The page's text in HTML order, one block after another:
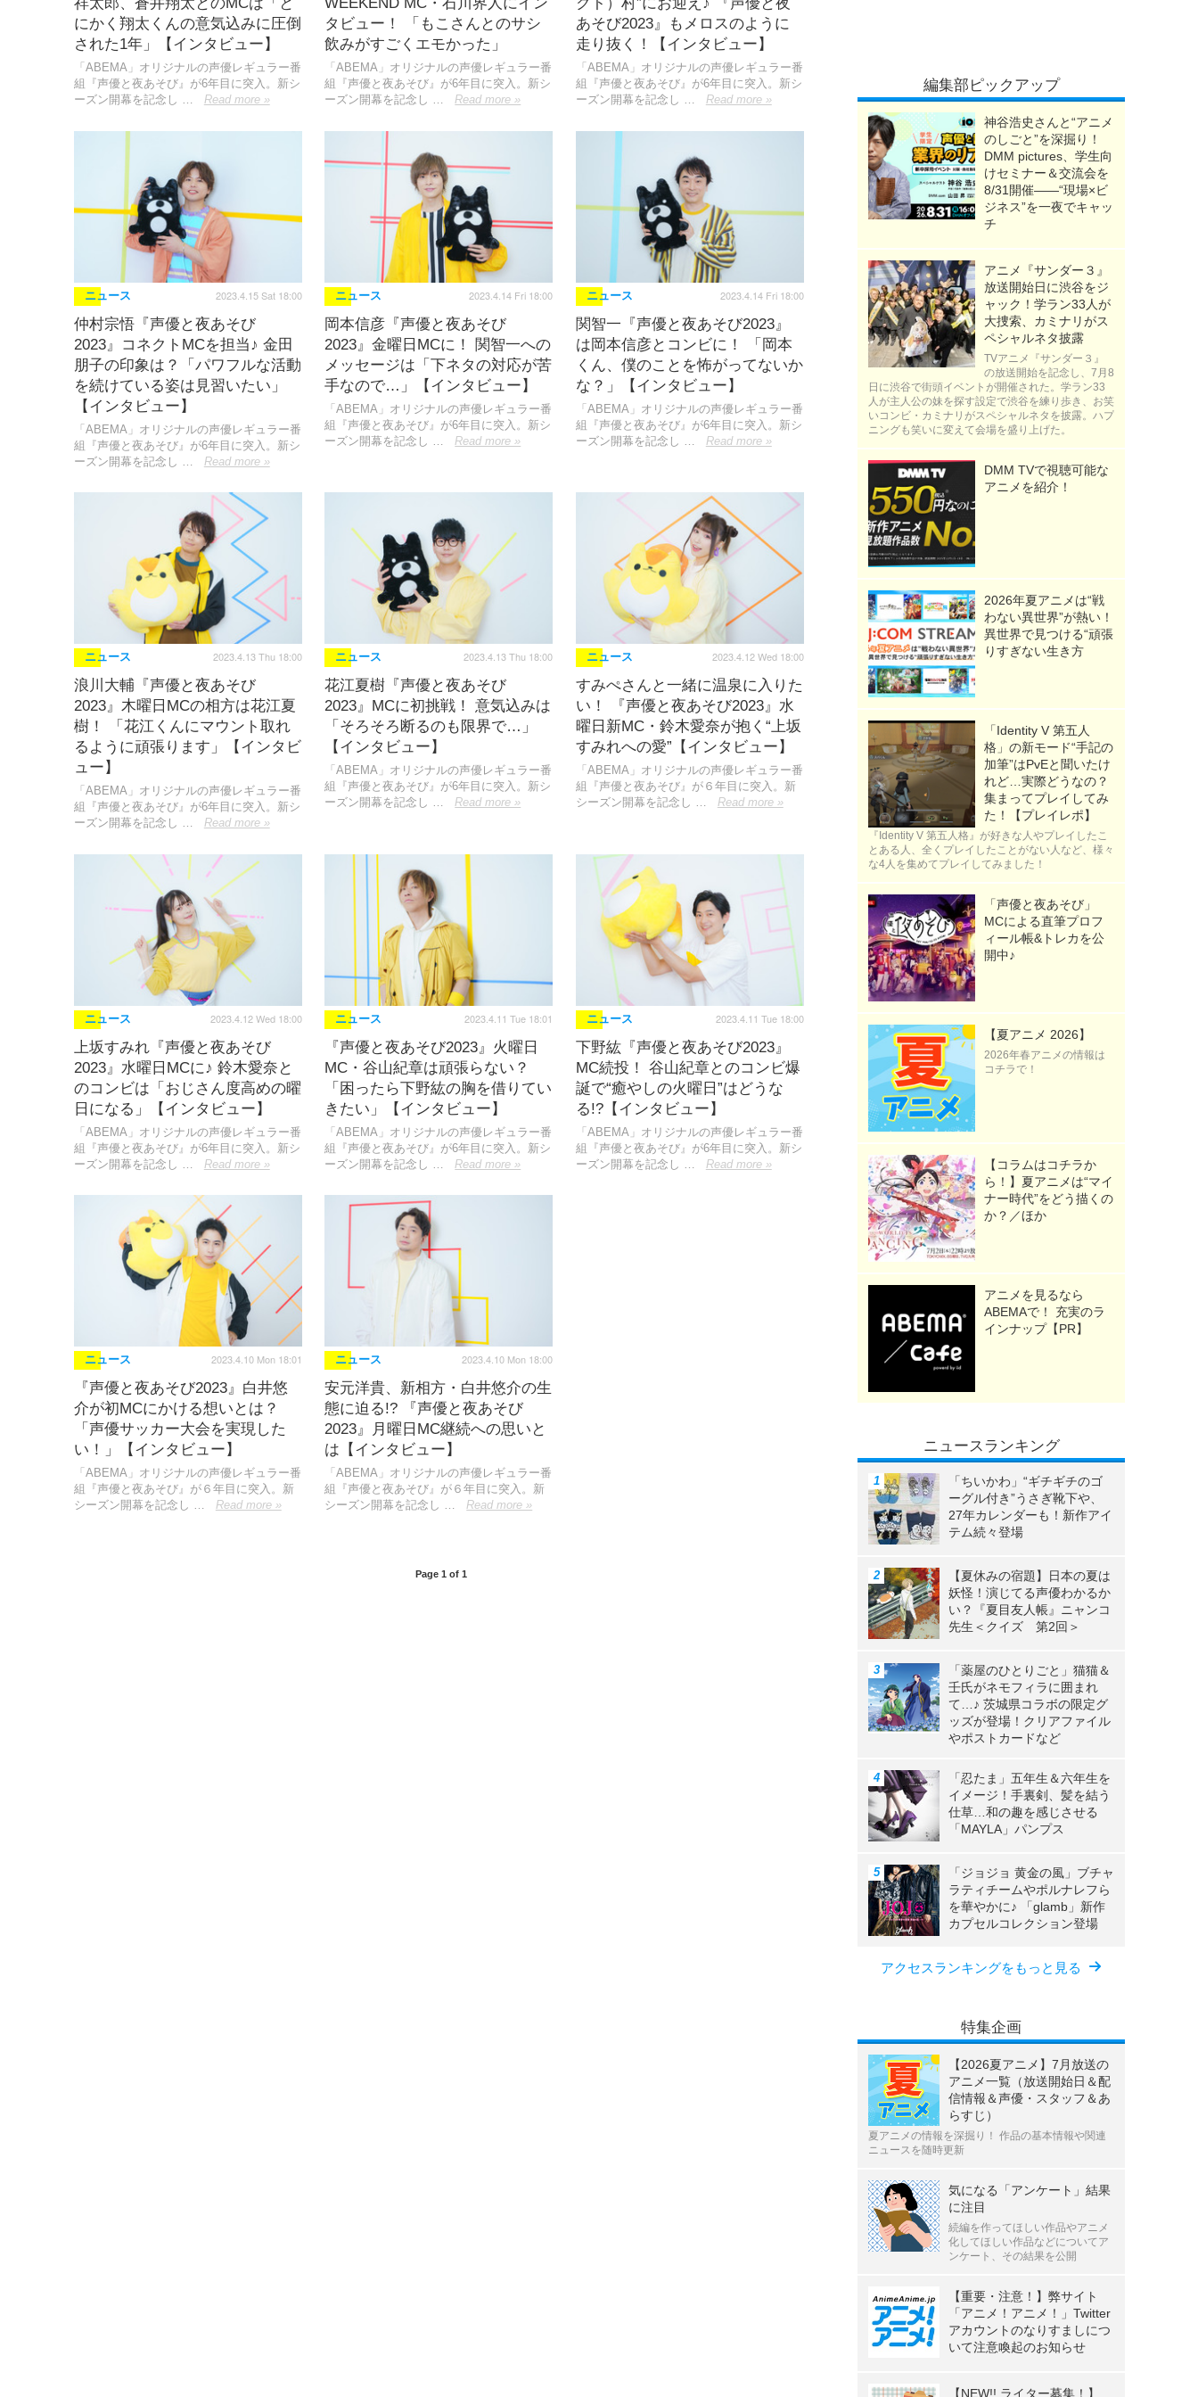
祥太郎、蒼井翔太とのMCは「と
にかく翔太くんの意気込みに圧倒
された1年」【インタビュー】
「ABEMA」オリジナルの声優レギュラー番
組『声優と夜あそび』が6年目に突入。新シ
ーズン開幕を記念し …
Read more »
WEEKEND MC・石川界人にイン
タビュー！ 「もこさんとのサシ
飲みがすごくエモかった」
「ABEMA」オリジナルの声優レギュラー番
組『声優と夜あそび』が6年目に突入。新シ
ーズン開幕を記念し …
Read more »
クト）村”にお迎え♪ 『声優と夜
あそび2023』もメロスのように
走り抜く！【インタビュー】
「ABEMA」オリジナルの声優レギュラー番
組『声優と夜あそび』が6年目に突入。新シ
ーズン開幕を記念し …
Read more »
ニュース 2023.4.15 Sat 18:00
仲村宗悟『声優と夜あそび
2023』コネクトMCを担当♪ 金田
朋子の印象は？「パワフルな活動
を続けている姿は見習いたい」
【インタビュー】
「ABEMA」オリジナルの声優レギュラー番
組『声優と夜あそび』が6年目に突入。新シ
ーズン開幕を記念し …
Read more »
ニュース 2023.4.14 Fri 18:00
岡本信彦『声優と夜あそび
2023』金曜日MCに！ 関智一への
メッセージは「下ネタの対応が苦
手なので…」【インタビュー】
「ABEMA」オリジナルの声優レギュラー番
組『声優と夜あそび』が6年目に突入。新シ
ーズン開幕を記念し …
Read more »
ニュース 2023.4.14 Fri 18:00
関智一『声優と夜あそび2023』
は岡本信彦とコンビに！ 「岡本
くん、僕のことを怖がってないか
な？」【インタビュー】
「ABEMA」オリジナルの声優レギュラー番
組『声優と夜あそび』が6年目に突入。新シ
ーズン開幕を記念し …
Read more »
ニュース 2023.4.13 Thu 18:00
浪川大輔『声優と夜あそび
2023』木曜日MCの相方は花江夏
樹！ 「花江くんにマウント取れ
るように頑張ります」【インタビ
ュー】
「ABEMA」オリジナルの声優レギュラー番
組『声優と夜あそび』が6年目に突入。新シ
ーズン開幕を記念し …
Read more »
ニュース 2023.4.13 Thu 18:00
花江夏樹『声優と夜あそび
2023』MCに初挑戦！ 意気込みは
「そろそろ断るのも限界で…」
【インタビュー】
「ABEMA」オリジナルの声優レギュラー番
組『声優と夜あそび』が6年目に突入。新シ
ーズン開幕を記念し …
Read more »
ニュース 2023.4.12 Wed 18:00
すみぺさんと一緒に温泉に入りた
い！ 『声優と夜あそび2023』水
曜日新MC・鈴木愛奈が抱く“上坂
すみれへの愛”【インタビュー】
「ABEMA」オリジナルの声優レギュラー番
組『声優と夜あそび』が６年目に突入。新
シーズン開幕を記念し …
Read more »
ニュース 2023.4.12 Wed 18:00
上坂すみれ『声優と夜あそび
2023』水曜日MCに♪ 鈴木愛奈と
のコンビは「おじさん度高めの曜
日になる」【インタビュー】
「ABEMA」オリジナルの声優レギュラー番
組『声優と夜あそび』が6年目に突入。新シ
ーズン開幕を記念し …
Read more »
ニュース 2023.4.11 Tue 18:01
『声優と夜あそび2023』火曜日
MC・谷山紀章は頑張らない？
「困ったら下野紘の胸を借りてい
きたい」【インタビュー】
「ABEMA」オリジナルの声優レギュラー番
組『声優と夜あそび』が6年目に突入。新シ
ーズン開幕を記念し …
Read more »
ニュース 2023.4.11 Tue 18:00
下野紘『声優と夜あそび2023』
MC続投！ 谷山紀章とのコンビ爆
誕で“癒やしの火曜日”はどうな
る!?【インタビュー】
「ABEMA」オリジナルの声優レギュラー番
組『声優と夜あそび』が6年目に突入。新シ
ーズン開幕を記念し …
Read more »
ニュース 2023.4.10 Mon 18:01
『声優と夜あそび2023』白井悠
介が初MCにかける想いとは？
「声優サッカー大会を実現した
い！」【インタビュー】
「ABEMA」オリジナルの声優レギュラー番
組『声優と夜あそび』が６年目に突入。新
シーズン開幕を記念し …
Read more »
ニュース 2023.4.10 Mon 18:00
安元洋貴、新相方・白井悠介の生
態に迫る!? 『声優と夜あそび
2023』月曜日MC継続への思いと
は【インタビュー】
「ABEMA」オリジナルの声優レギュラー番
組『声優と夜あそび』が６年目に突入。新
シーズン開幕を記念し …
Read more »
Page 1 of 1
編集部ピックアップ
神谷浩史さんと“アニメ
のしごと”を深掘り！
DMM pictures、学生向
けセミナー＆交流会を
8/31開催――“現場×ビ
ジネス”を一夜でキャッ
チ
アニメ『サンダー３』
放送開始日に渋谷をジ
ャック！学ラン33人が
大捜索、カミナリがス
ペシャルネタ披露
TVアニメ『サンダー３』
の放送開始を記念し、7月8
日に渋谷で街頭イベントが開催された。学ラン33
人が主人公の妹を探す設定で渋谷を練り歩き、お笑
いコンビ・カミナリがスペシャルネタを披露。ハプ
ニングも笑いに変えて会場を盛り上げた。
DMM TVで視聴可能な
アニメを紹介！
2026年夏アニメは“戦
わない異世界”が熱い！
異世界で見つける“頑張
りすぎない生き方
「Identity V 第五人
格」の新モード“手記の
加筆”はPvEと聞いたけ
れど…実際どうなの？
集まってプレイしてみ
た！【プレイレポ】
『Identity V 第五人格』が好きな人やプレイしたこ
とある人、全くプレイしたことがない人など、様々
な4人を集めてプレイしてみました！
「声優と夜あそび」
MCによる直筆プロフ
ィール帳&トレカを公
開中♪
【夏アニメ 2026】
2026年春アニメの情報は
コチラで！
【コラムはコチラか
ら！】夏アニメは“マイ
ナー時代”をどう描くの
か？／ほか
アニメを見るなら
ABEMAで！ 充実のラ
インナップ【PR】
ニュースランキング
「ちいかわ」“ギチギチのゴ
ーグル付き”うさぎ靴下や、
27年カレンダーも！新作アイ
テム続々登場
【夏休みの宿題】日本の夏は
妖怪！演じてる声優わかるか
い？『夏目友人帳』ニャンコ
先生＜クイズ 第2回＞
「薬屋のひとりごと」猫猫＆
壬氏がネモフィラに囲まれ
て…♪ 茨城県コラボの限定グ
ッズが登場！クリアファイル
やポストカードなど
「忍たま」五年生＆六年生を
イメージ！手裏剣、髪を結う
仕草…和の趣を感じさせる
「MAYLA」パンプス
「ジョジョ 黄金の風」ブチャ
ラティチームやポルナレフら
を華やかに♪ 「glamb」新作
カプセルコレクション登場
アクセスランキングをもっと見る
特集企画
【2026夏アニメ】7月放送の
アニメ一覧（放送開始日＆配
信情報＆声優・スタッフ＆あ
らすじ）
夏アニメの情報を深掘り！ 作品の基本情報や関連
ニュースを随時更新
気になる「アンケート」結果
に注目
続編を作ってほしい作品やアニメ
化してほしい作品などについてア
ンケート、その結果を公開
【重要・注意！】弊サイト
「アニメ！アニメ！」Twitter
アカウントのなりすましにつ
いて注意喚起のお知らせ
【NEW!! ライター募集！】